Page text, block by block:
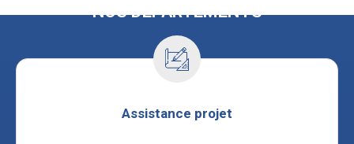
NOS DÉPARTEMENTS
Assistance projet